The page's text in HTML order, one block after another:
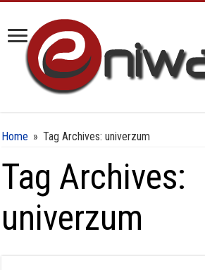
Home » Tag Archives: univerzum
Tag Archives:
univerzum